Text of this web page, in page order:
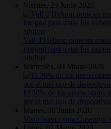
Viernes, 23 Junio 2023
Vall d’Hebron pone en
integral para tratar los
adultos
Miércoles, 03 Marzo 2021
El 30% de los preescolares
por el mal uso de
Martes, 30 Junio 2020
Visto bueno para Cosentyx